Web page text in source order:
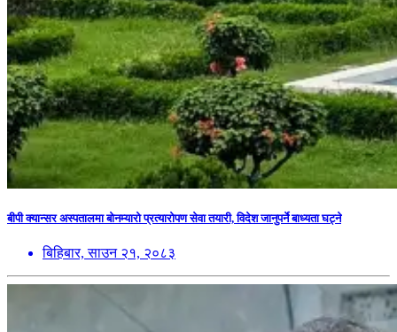
बीपी क्यान्सर अस्पतालमा बोनम्यारो प्रत्यारोपण सेवा तयारी, विदेश जानुपर्ने बाध्यता घट्ने
बिहिबार, साउन २१, २०८३